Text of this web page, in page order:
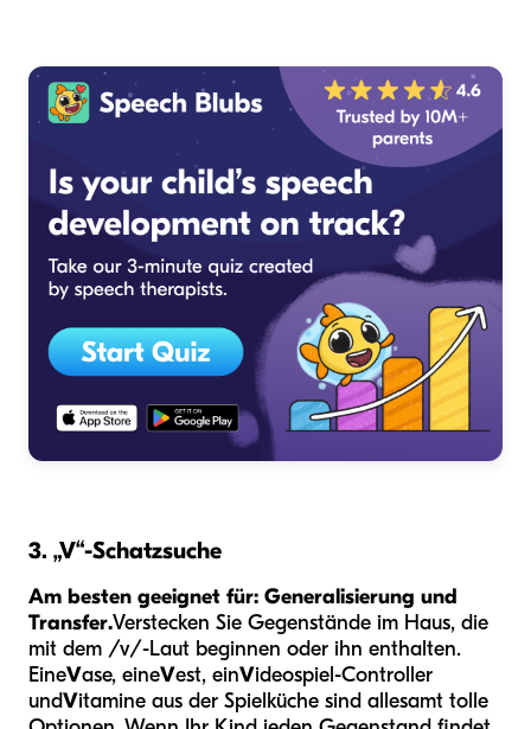
3. „V“-Schatzsuche
Am besten geeignet für: Generalisierung und
Transfer.Verstecken Sie Gegenstände im Haus, die
mit dem /v/-Laut beginnen oder ihn enthalten.
EineVase, eineVest, einVideospiel-Controller
undVitamine aus der Spielküche sind allesamt tolle